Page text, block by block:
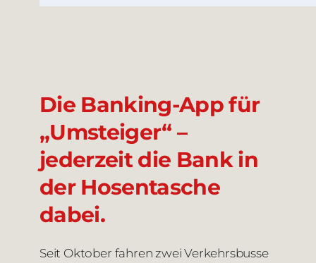
Die Banking-App für
„Umsteiger“ –
jederzeit die Bank in
der Hosentasche
dabei.
Seit Oktober fahren zwei Verkehrsbusse